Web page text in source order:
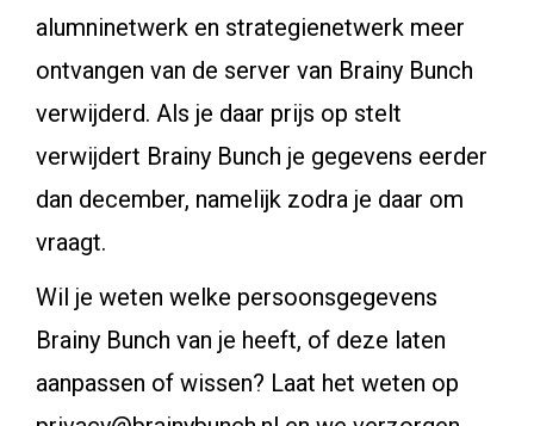
alumninetwerk en strategienetwerk meer
ontvangen van de server van Brainy Bunch
verwijderd. Als je daar prijs op stelt
verwijdert Brainy Bunch je gegevens eerder
dan december, namelijk zodra je daar om
vraagt.
Wil je weten welke persoonsgegevens
Brainy Bunch van je heeft, of deze laten
aanpassen of wissen? Laat het weten op